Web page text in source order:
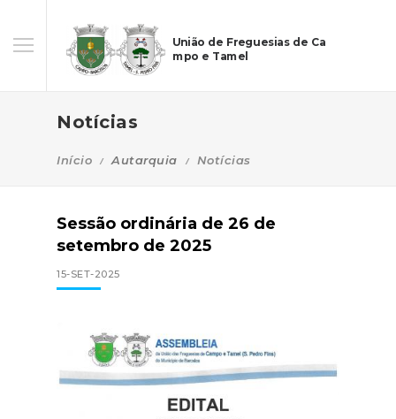
União de Freguesias de Ca
mpo e Tamel
Notícias
Início Autarquia Notícias
Sessão ordinária de 26 de
setembro de 2025
15-SET-2025